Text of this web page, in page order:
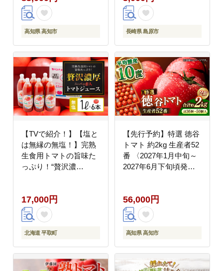
とまと フルーツ 果物
季節もの 【フルーツシ
ョップオザキ】
高知県 高知市 長崎県 島原市
【TVで紹介！】【塩と
は無縁の無塩！】完熟
生食用トマトの旨味た
っぷり！“贅沢濃
1L×6本 BRTH029
17,000円
北海道 平取町
【先行予約】特選 徳谷
トマト 約2kg 生産者52
番 〈2027年1月中旬～
2027年6月下旬頃発
ップオザキ】
[ATAH014]
56,000円
高知県 高知市